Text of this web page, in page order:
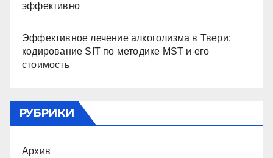
эффективно
Эффективное лечение алкоголизма в Твери:
кодирование SIT по методике MST и его
стоимость
РУБРИКИ
Архив